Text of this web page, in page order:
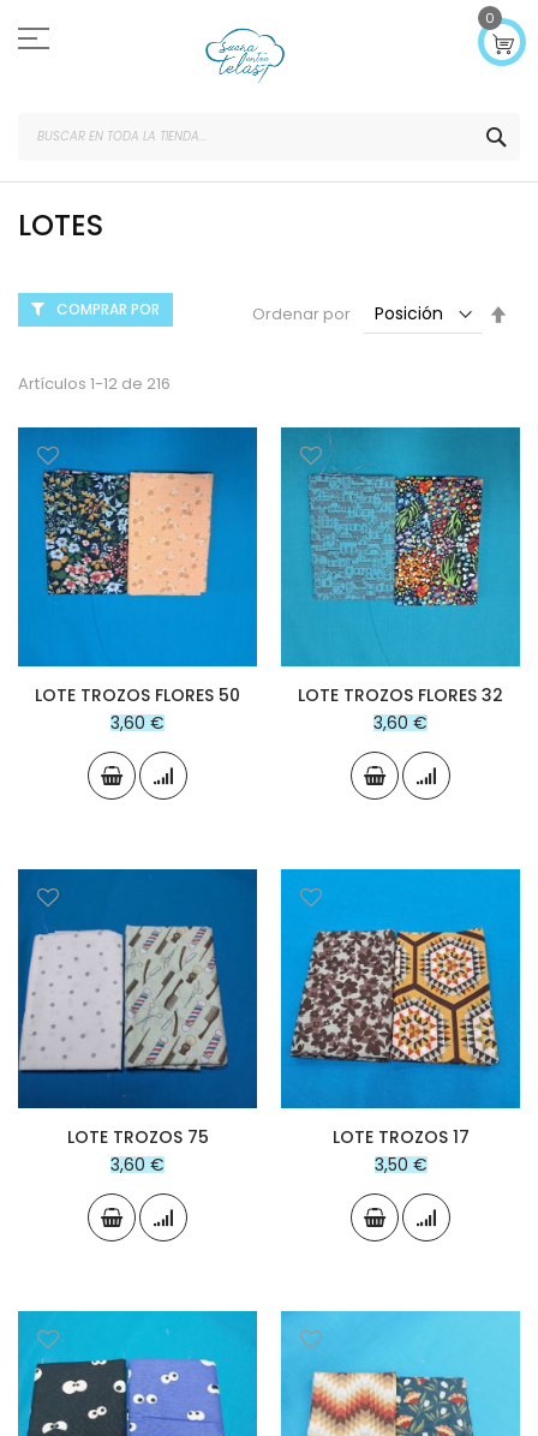
al
contenido
0
LOTES
Artículos 1-12 de 216
Ordenar por
LOTE TROZOS FLORES 50
3,60 €
LOTE TROZOS FLORES 32
3,60 €
LOTE TROZOS 75
3,60 €
LOTE TROZOS 17
3,50 €
COMPRAR POR